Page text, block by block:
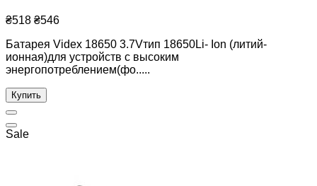
₴518 ₴546
Батарея Videx 18650 3.7Vтип 18650Li- Ion (литий-
ионная)для устройств с высоким
энергопотреблением(фо.....
Купить
Sale